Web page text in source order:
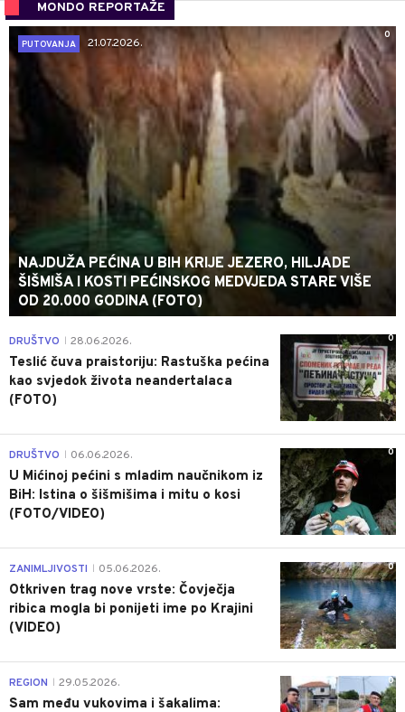
MONDO REPORTAŽE
0
PUTOVANJA
21.07.2026.
NAJDUŽA PEĆINA U BIH KRIJE JEZERO, HILJADE
ŠIŠMIŠA I KOSTI PEĆINSKOG MEDVJEDA STARE VIŠE
OD 20.000 GODINA (FOTO)
0
DRUŠTVO 28.06.2026.
Teslić čuva praistoriju: Rastuška pećina
kao svjedok života neandertalaca
(FOTO)
0
DRUŠTVO 06.06.2026.
U Mićinoj pećini s mladim naučnikom iz
BiH: Istina o šišmišima i mitu o kosi
(FOTO/VIDEO)
0
ZANIMLJIVOSTI 05.06.2026.
Otkriven trag nove vrste: Čovječja
ribica mogla bi ponijeti ime po Krajini
(VIDEO)
0
REGION 29.05.2026.
Sam među vukovima i šakalima: